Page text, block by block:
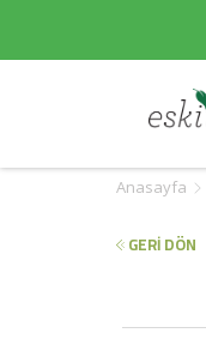
Anasayfa
GERİ DÖN